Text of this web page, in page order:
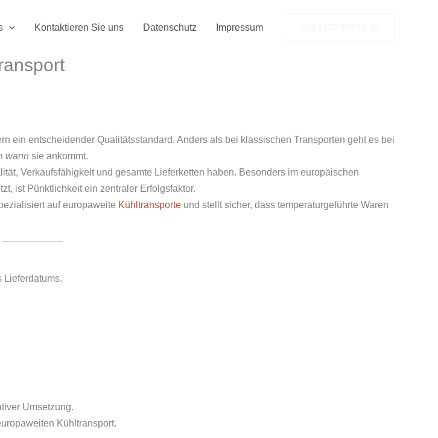
Kontaktieren Sie uns Datenschutz Impressum
ein entscheidender Qualitätsstandard. Anders als bei klassischen Transporten geht es bei
wann sie ankommt.
Verkaufsfähigkeit und gesamte Lieferketten haben. Besonders im europäischen
ist Pünktlichkeit ein zentraler Erfolgsfaktor.
auf europaweite Kühltransporte und stellt sicher, dass temperaturgeführte Waren
Lieferdatums.
Umsetzung.
Kühltransport.